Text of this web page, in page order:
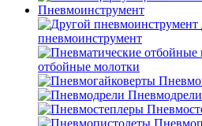
Пневмоинструмент
пневмоинструмент
отбойные молотки
Пневмодрели